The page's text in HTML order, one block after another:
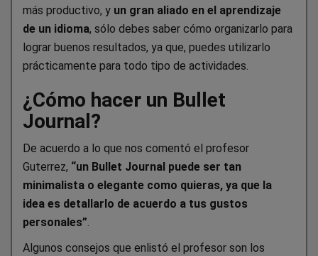
más productivo, y un gran aliado en el aprendizaje
de un idioma, sólo debes saber cómo organizarlo para
lograr buenos resultados, ya que, puedes utilizarlo
prácticamente para todo tipo de actividades.
¿Cómo hacer un Bullet
Journal?
De acuerdo a lo que nos comentó el profesor
Guterrez, “un Bullet Journal puede ser tan
minimalista o elegante como quieras, ya que la
idea es detallarlo de acuerdo a tus gustos
personales”.
Algunos consejos que enlistó el profesor son los